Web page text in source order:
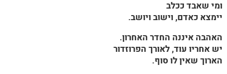
ומי שאבד ככלב
יימצא כאדם, וישוב ויושב.
האהבה איננה החדר האחרון.
יש אחריו עוד, לאורך הפרוזדור
הארוך שאין לו סוף.